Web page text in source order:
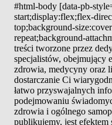
#html-body [data-pb-
start;display:flex;flex-
top;background-
repeat;background-
treści tworzone przez
specjalistów, obejmujący
zdrowia, medycyny oraz
dostarczanie Ci
łatwo przyswajalnych
podejmowaniu
zdrowia i ogólnego
publikujemy, jest efektem